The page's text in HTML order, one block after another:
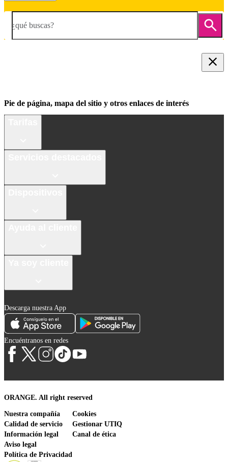
¿qué buscas?
Pie de página, mapa del sitio y otros enlaces de interés
Descarga nuestra App
Encuéntranos en redes
ORANGE. All right reserved
Nuestra compañía
Calidad de servicio
Información legal
Aviso legal
Política de Privacidad
Cookies
Gestionar UTIQ
Canal de ética